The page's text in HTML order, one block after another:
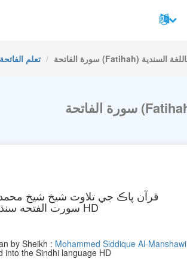
تعلم الفاتحة
قرآن پاڪ جي تلاوت شيخ شيخ محمد
سورت الفتحه سنڌيء ٻوليء ۾ ترجمو ٿيل HD
by Sheikh : Mohammed Siddique Al-Manshawi
into the Sindhi language HD